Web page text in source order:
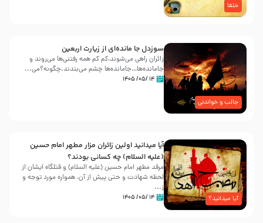
خلفا
جالب و خواندنی
سوزدل جا مانده‌ای از زیارت اربعین
زائران راهی می‌شوند،کم‌ کم همه رفتنی‌ها می‌روند و
جامانده‌ها…جامانده‌ها چشم می‌بندند.چگونه؟می‌...
۱۴ /۰۵/ ۱۴۰۵
آیا میدانید؟
آیا میدانید اولین زائران مزار مطهر امام حسین
(علیه السلام) چه کسانی بودند؟
مرقد مطهر امام حسین (علیه السلام) و قتلگاه ایشان از
لحظه شهادت و حتی پیش از آن، همواره مورد توجه و
ز...
۱۴ /۰۵/ ۱۴۰۵